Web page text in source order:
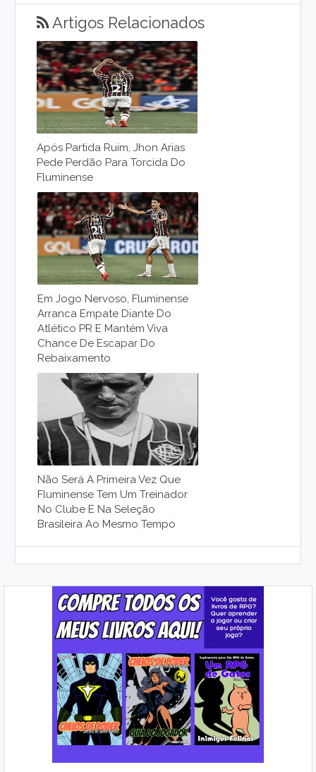
Artigos Relacionados
Após Partida Ruim, Jhon Arias
Pede Perdão Para Torcida Do
Fluminense
Em Jogo Nervoso, Fluminense
Arranca Empate Diante Do
Atlético PR E Mantém Viva
Chance De Escapar Do
Rebaixamento
Não Será A Primeira Vez Que
Fluminense Tem Um Treinador
No Clube E Na Seleção
Brasileira Ao Mesmo Tempo